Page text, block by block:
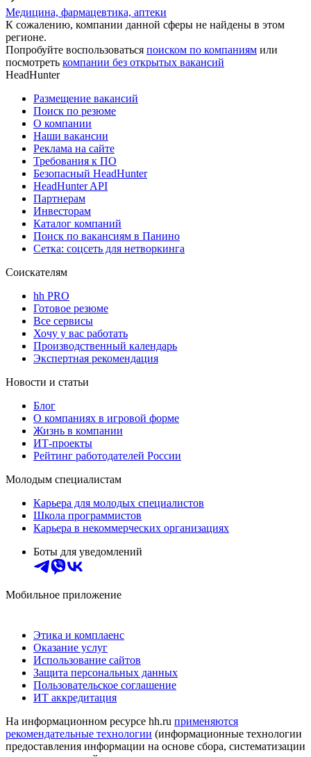
Медицина, фармацевтика, аптеки
К сожалению, компании данной сферы не найдены в этом
регионе.
Попробуйте воспользоваться поиском по компаниям или
посмотреть компании без открытых вакансий
HeadHunter
Размещение вакансий
Поиск по резюме
О компании
Наши вакансии
Реклама на сайте
Требования к ПО
Безопасный HeadHunter
HeadHunter API
Партнерам
Инвесторам
Каталог компаний
Поиск по вакансиям в Панино
Сетка: соцсеть для нетворкинга
Соискателям
hh PRO
Готовое резюме
Все сервисы
Хочу у вас работать
Производственный календарь
Экспертная рекомендация
Новости и статьи
Блог
О компаниях в игровой форме
Жизнь в компании
ИТ-проекты
Рейтинг работодателей России
Молодым специалистам
Карьера для молодых специалистов
Школа программистов
Карьера в некоммерческих организациях
Боты для уведомлений
Мобильное приложение
Этика и комплаенс
Оказание услуг
Использование сайтов
Защита персональных данных
Пользовательское соглашение
ИТ аккредитация
На информационном ресурсе hh.ru применяются
рекомендательные технологии (информационные технологии
предоставления информации на основе сбора, систематизации